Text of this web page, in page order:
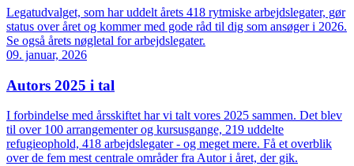
Legatudvalget, som har uddelt årets 418 rytmiske arbejdslegater, gør
status over året og kommer med gode råd til dig som ansøger i 2026.
Se også årets nøgletal for arbejdslegater.
09. januar, 2026
Autors 2025 i tal
I forbindelse med årsskiftet har vi talt vores 2025 sammen. Det blev
til over 100 arrangementer og kursusgange, 219 uddelte
refugieophold, 418 arbejdslegater - og meget mere. Få et overblik
over de fem mest centrale områder fra Autor i året, der gik.